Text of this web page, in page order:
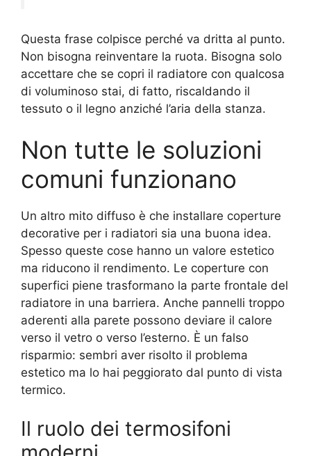
Questa frase colpisce perché va dritta al punto.
Non bisogna reinventare la ruota. Bisogna solo
accettare che se copri il radiatore con qualcosa
di voluminoso stai, di fatto, riscaldando il
tessuto o il legno anziché l’aria della stanza.
Non tutte le soluzioni
comuni funzionano
Un altro mito diffuso è che installare coperture
decorative per i radiatori sia una buona idea.
Spesso queste cose hanno un valore estetico
ma riducono il rendimento. Le coperture con
superfici piene trasformano la parte frontale del
radiatore in una barriera. Anche pannelli troppo
aderenti alla parete possono deviare il calore
verso il vetro o verso l’esterno. È un falso
risparmio: sembri aver risolto il problema
estetico ma lo hai peggiorato dal punto di vista
termico.
Il ruolo dei termosifoni